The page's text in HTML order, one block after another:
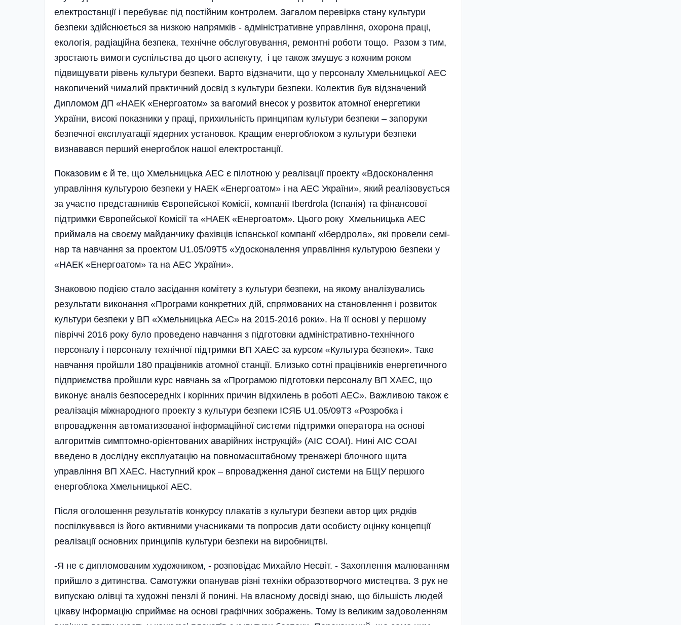
електростанції і перебуває під постійним контролем. Загалом перевірка стану культури
безпеки здійснюється за низкою напрямків - ад­мі­ні­стративне управління, охорона праці,
екологія, радіаційна безпека, технічне обслуговування, ремонтні роботи тощо. Разом з тим,
зростають вимоги суспільства до цього аспекуту, і це також змушує з кожним роком
підвищувати рівень культури безпеки. Варто відзначити, що у персоналу Хмельницької АЕС
накопичений чималий практичний досвід з культури безпеки. Колектив був відзначений
Дипломом ДП «НАЕК «Енергоатом» за вагомий внесок у розвиток атомної енергетики
України, високі показники у праці, прихильність принципам культури безпеки – запоруки
безпечної експлуатації ядерних установок. Кращим енергоблоком з культури безпеки
визнавався перший енергоблок нашої електростанції.
Показовим є й те, що Хмельницька АЕС є пілотною у реалізації проекту «Вдосконалення
управління культурою безпеки у НАЕК «Енергоатом» і на АЕС України», який реалізовується
за участю представників Європейської Комісії, компанії Iberdrola (Іспанія) та фінансової
підтримки Європейської Комісії та «НАЕК «Енергоатом». Цього року Хмельницька АЕС
приймала на своєму майданчику фахівців іспанської компанії «Ібердрола», які провели се­мі­
нар та нав­ча­ння за проектом U1.05/09T5 «Удосконалення управління куль­турою безпеки у
«НАЕК «Енерго­атом» та на АЕС України».
Знаковою подією стало засідання комітету з культури безпеки, на якому аналізувались
результати виконання «Програми конкретних дій, спрямованих на становлення і розвиток
культури безпеки у ВП «Хмельницька АЕС» на 2015-2016 роки». На її основі у першому
півріччі 2016 року було проведено навчання з підготовки адміністративно-технічного
персоналу і персоналу технічної підтримки ВП ХАЕС за курсом «Культура безпеки». Таке
навчання пройшли 180 працівників атомної станції. Близько сотні працівників енергетичного
під­приємства прой­шли курс навчань за «Програмою під­готовки персоналу ВП ХАЕС, що
виконує аналіз безпосередніх і корінних причин відхилень в роботі АЕС». Важливою також є
реалізація міжнародного проекту з культури безпеки ІСЯБ U1.05/09T3 «Розробка і
впровадження автоматизованої інформаційної системи підтримки оператора на основі
алгоритмів симптомно-орієнтованих аварійних інструкцій» (АІС СОАІ). Нині АІС СОАІ
введено в дослідну експлуатацію на повномасштабному тренажері блочного щита
управління ВП ХАЕС. Наступний крок – впровадження даної системи на БЩУ першого
енерго­блока Хмельницької АЕС.
Після оголошення результатів конкурсу плакатів з культури безпеки автор цих рядків
поспілкувався із його активними учасниками та попросив дати особисту оцінку концепції
реалізації основних принципів культури безпеки на виробництві.
-Я не є дипломованим художником, - розповідає Михайло Несвіт. - Захоплення малюванням
прийшло з дитинства. Самотужки опанував різні техніки образотворчого мистецтва. З рук не
випускаю олівці та художні пензлі й понині. На власному досвіді знаю, що більшість людей
цікаву інформацію сприймає на основі графічних зображень. Тому із великим задоволенням